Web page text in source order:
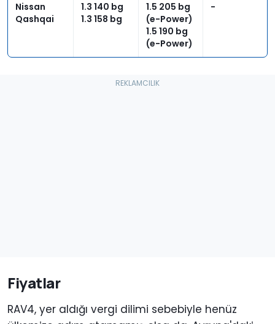
Nissan
Qashqai
1.3 140 bg
1.3 158 bg
1.5 205 bg
(e-Power)
1.5 190 bg
(e-Power)
-
Fiyatlar
RAV4, yer aldığı vergi dilimi sebebiyle henüz